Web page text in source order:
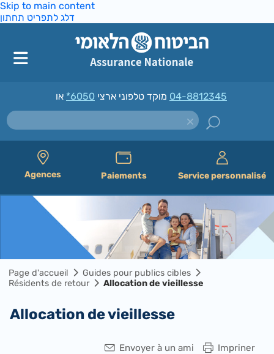
Skip to main content
דלג לתפריט תחתון
מוקד טלפוני ארצי *6050 04-8812345
Agences Paiements Service personnalisé
Page d'accueil
Guides pour publics cibles
Résidents de retour
Allocation de vieillesse
Allocation de vieillesse
Impriner
Envoyer à un ami